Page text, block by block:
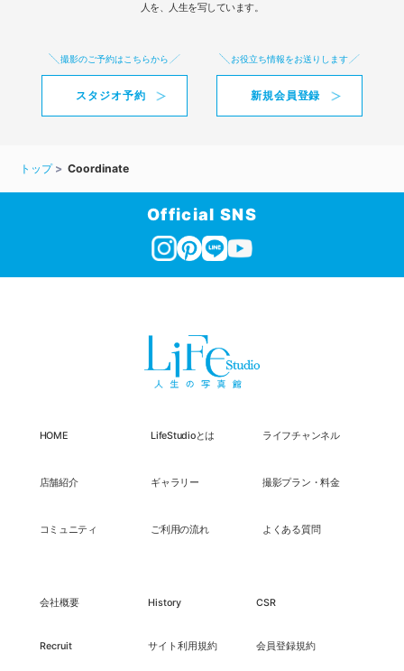
人を、人生を写しています。
撮影のご予約はこちらから
スタジオ予約
お役立ち情報をお送りします
新規会員登録
トップ Coordinate
Official SNS
HOME LifeStudioとは ライフチャンネル
店舗紹介 ギャラリー 撮影プラン・料金
コミュニティ ご利用の流れ よくある質問
会社概要 History CSR
Recruit サイト利用規約 会員登録規約